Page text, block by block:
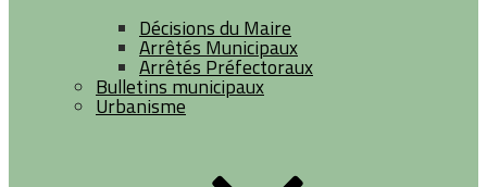
Décisions du Maire
Arrêtés Municipaux
Arrêtés Préfectoraux
Bulletins municipaux
Urbanisme